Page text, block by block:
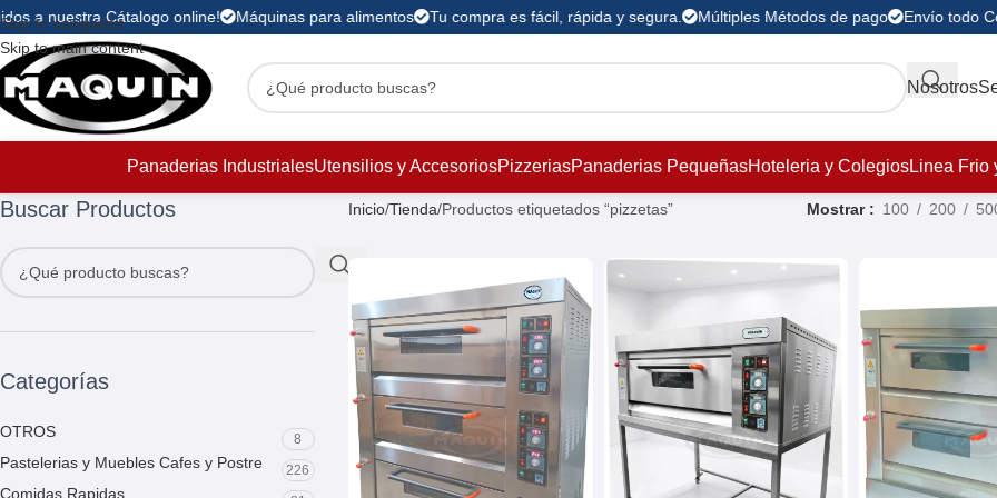
Skip to navigation
Skip to main content
a nuestra Cátalogo online! Máquinas para alimentos Tu compra es fácil, rápida y segura. Múltiples Métodos de pago Envío todo
Nosotros
Panaderias IndustrialesUtensilios y AccesoriosPizzeriasPanaderias PequeñasHoteleria y ColegiosLinea Frio
Buscar Productos
Categorías
OTROS 8
Pastelerias y Muebles Cafes y Postre 226
Comidas Rapidas
Inicio Tienda Productos etiquetados “pizzetas” Mostrar 100 200